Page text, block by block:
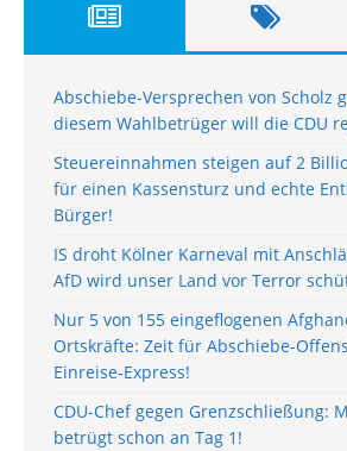
Abschiebe-Versprechen von Scholz
diesem Wahlbetrüger will die CDU
Steuereinnahmen steigen auf 2
für einen Kassensturz und echte
Bürger!
IS droht Kölner Karneval mit
AfD wird unser Land vor Terror
Nur 5 von 155 eingeflogenen
Ortskräfte: Zeit für Abschiebe-
Einreise-Express!
CDU-Chef gegen Grenzschließung:
betrügt schon an Tag 1!